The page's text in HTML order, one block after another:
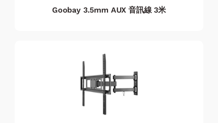
Goobay 3.5mm AUX 音訊線 3米